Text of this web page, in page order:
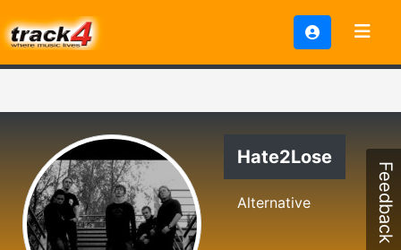
Hate2Lose
Alternative Feedback